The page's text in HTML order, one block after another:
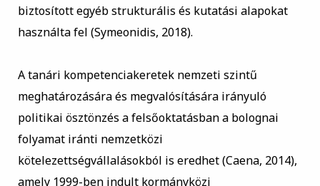
biztosított egyéb strukturális és kutatási alapokat
használta fel (Symeonidis, 2018).
A tanári kompetenciakeretek nemzeti szintű
meghatározására és megvalósítására irányuló
politikai ösztönzés a felsőoktatásban a bolognai
folyamat iránti nemzetközi
kötelezettségvállalásokból is eredhet (Caena, 2014),
amely 1999-ben indult kormányközi